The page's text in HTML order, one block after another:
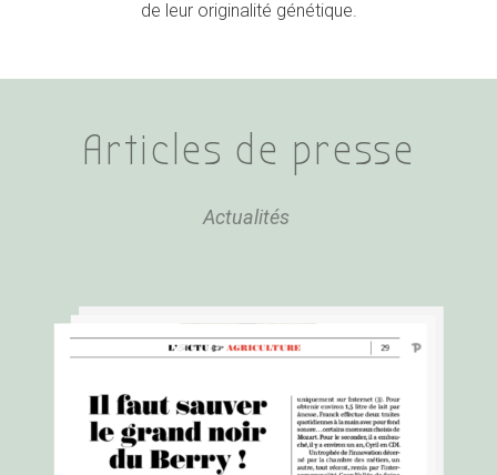
de leur originalité génétique.
Articles de presse
Actualités